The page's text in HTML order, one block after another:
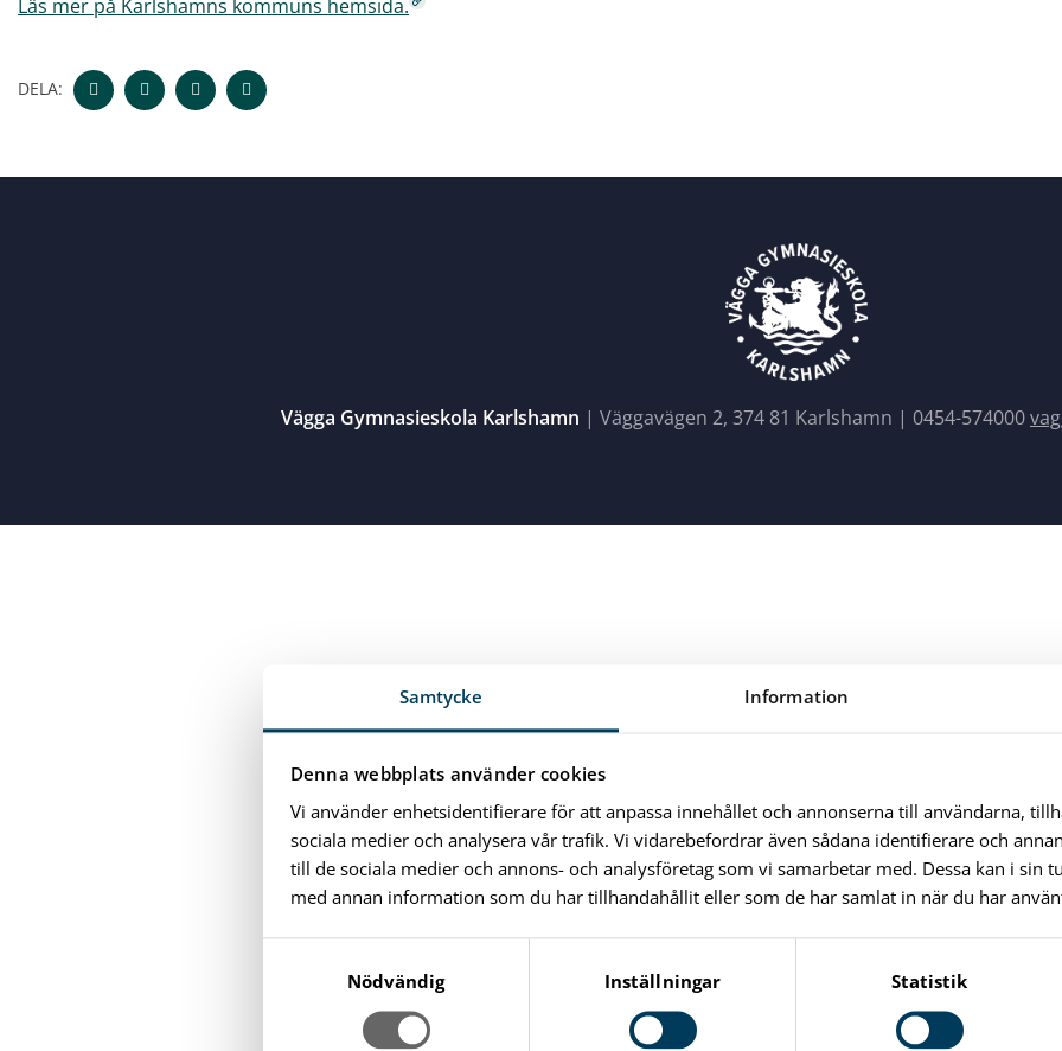
Samtycke Information
Denna webbplats använder cookies
Vi använder enhetsidentifierare för att anpassa innehållet och annonserna till användarna,
sociala medier och analysera vår trafik. Vi vidarebefordrar även sådana identifierare och
till de sociala medier och annons- och analysföretag som vi samarbetar med. Dessa kan i sin
med annan information som du har tillhandahållit eller som de har samlat in när du har
Nödvändig Inställningar Statistik
Läs mer på Karlshamns kommuns hemsida.
DELA:
Vägga Gymnasieskola Karlshamn | Väggavägen 2, 374 81 Karlshamn | 0454-574000